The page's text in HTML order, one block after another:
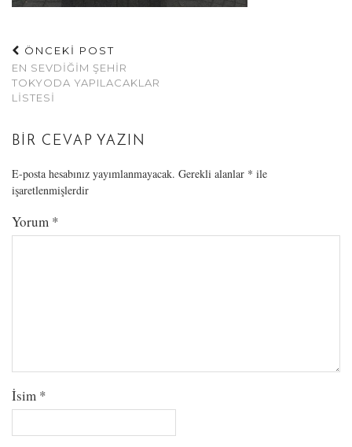
ÖNCEKİ POST
EN SEVDIĞIM ŞEHIR
TOKYODA YAPILACAKLAR
LISTESI
BIR CEVAP YAZIN
E-posta hesabınız yayımlanmayacak. Gerekli alanlar * ile
işaretlenmişlerdir
Yorum *
İsim *